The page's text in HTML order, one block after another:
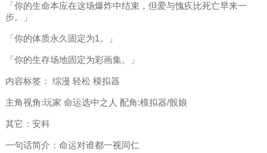
「你的生命本应在这场爆炸中结束，但爱与愧疚比死亡早来一
步。」
「你的体质永久固定为1。」
「你的生存场地固定为彩画集。」
内容标签： 综漫 轻松 模拟器
主角视角:玩家 命运选中之人 配角:模拟器/骰娘
其它：安科
一句话简介：命运对谁都一视同仁